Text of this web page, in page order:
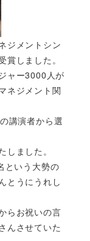
ジメントシン
しました。
ャー3000人が
ネジメント関
講演者から選
ました。
という大勢の
とうにうれし
らお祝いの言
んさせていた